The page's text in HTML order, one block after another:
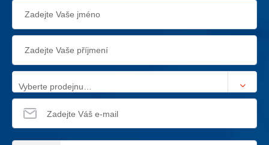
Vyberte prodejnu…